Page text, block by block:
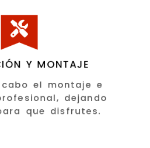
Y MONTAJE
el montaje e
dejando
que disfrutes.